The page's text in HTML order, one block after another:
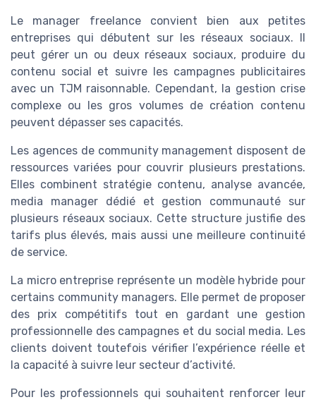
Le manager freelance convient bien aux petites
entreprises qui débutent sur les réseaux sociaux. Il
peut gérer un ou deux réseaux sociaux, produire du
contenu social et suivre les campagnes publicitaires
avec un TJM raisonnable. Cependant, la gestion crise
complexe ou les gros volumes de création contenu
peuvent dépasser ses capacités.
Les agences de community management disposent de
ressources variées pour couvrir plusieurs prestations.
Elles combinent stratégie contenu, analyse avancée,
media manager dédié et gestion communauté sur
plusieurs réseaux sociaux. Cette structure justifie des
tarifs plus élevés, mais aussi une meilleure continuité
de service.
La micro entreprise représente un modèle hybride pour
certains community managers. Elle permet de proposer
des prix compétitifs tout en gardant une gestion
professionnelle des campagnes et du social media. Les
clients doivent toutefois vérifier l’expérience réelle et
la capacité à suivre leur secteur d’activité.
Pour les professionnels qui souhaitent renforcer leur